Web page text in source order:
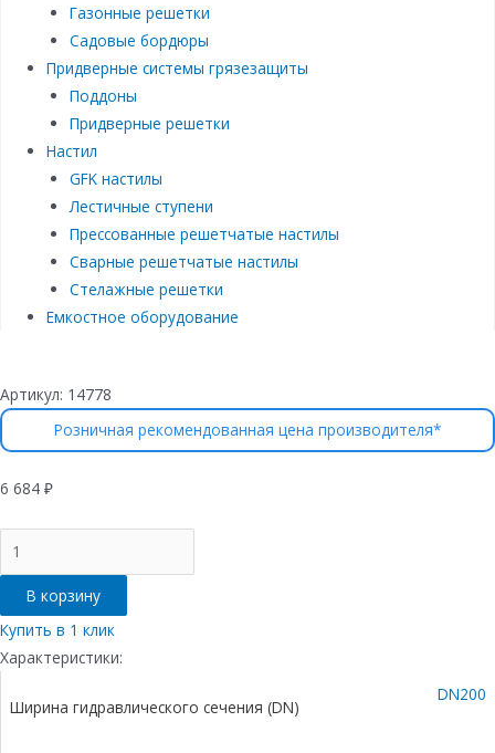
Газонные решетки
Садовые бордюры
Придверные системы грязезащиты
Поддоны
Придверные решетки
Настил
GFK настилы
Лестичные ступени
Прессованные решетчатые настилы
Сварные решетчатые настилы
Стелажные решетки
Емкостное оборудование
Артикул: 14778
Розничная рекомендованная цена производителя*
6 684 ₽
товара
Лоток
водоотводный
бетонный
коробчатый
(СО
мм),
В корзину
Купить в 1 клик
Характеристики:
Ширина гидравлического сечения (DN)
DN200